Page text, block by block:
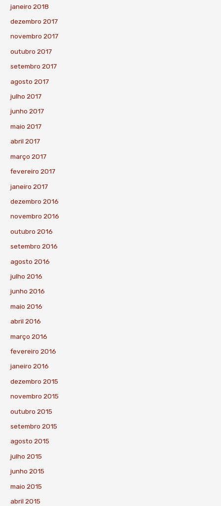
janeiro 2018
dezembro 2017
novembro 2017
outubro 2017
setembro 2017
agosto 2017
julho 2017
junho 2017
maio 2017
abril 2017
março 2017
fevereiro 2017
janeiro 2017
dezembro 2016
novembro 2016
outubro 2016
setembro 2016
agosto 2016
julho 2016
junho 2016
maio 2016
abril 2016
março 2016
fevereiro 2016
janeiro 2016
dezembro 2015
novembro 2015
outubro 2015
setembro 2015
agosto 2015
julho 2015
junho 2015
maio 2015
abril 2015